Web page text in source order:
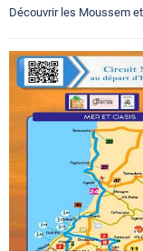
Découvrir les Moussem